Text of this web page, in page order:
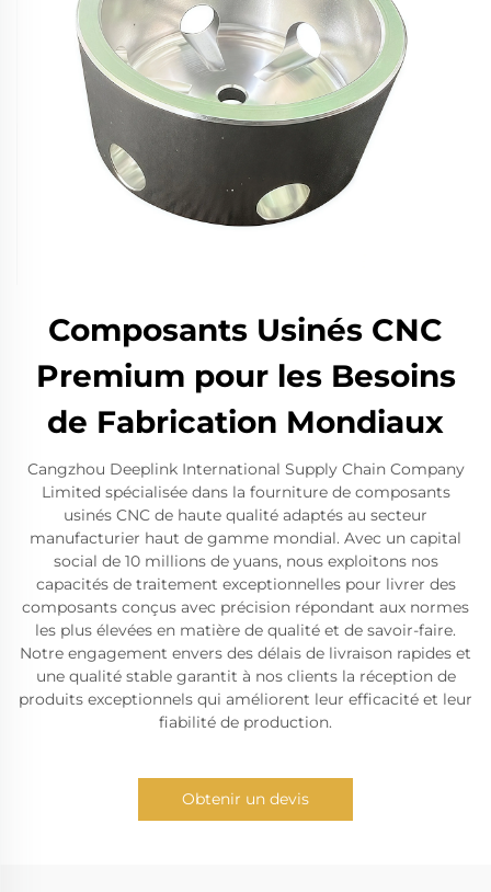
Composants Usinés CNC
Premium pour les Besoins
de Fabrication Mondiaux
Cangzhou Deeplink International Supply Chain Company
Limited spécialisée dans la fourniture de composants
usinés CNC de haute qualité adaptés au secteur
manufacturier haut de gamme mondial. Avec un capital
social de 10 millions de yuans, nous exploitons nos
capacités de traitement exceptionnelles pour livrer des
composants conçus avec précision répondant aux normes
les plus élevées en matière de qualité et de savoir-faire.
Notre engagement envers des délais de livraison rapides et
une qualité stable garantit à nos clients la réception de
produits exceptionnels qui améliorent leur efficacité et leur
fiabilité de production.
Obtenir un devis